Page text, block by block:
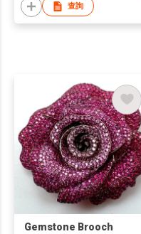
查詢
Gemstone Brooch